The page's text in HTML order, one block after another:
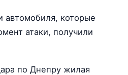
которые
атаки, получили
по Днепру жилая